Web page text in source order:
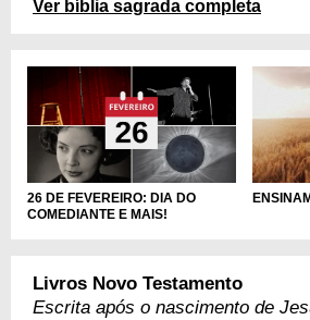
Ver bíblia sagrada completa
26 DE FEVEREIRO: DIA DO
COMEDIANTE E MAIS!
Livros Novo Testamento
Escrita após o nascimento de